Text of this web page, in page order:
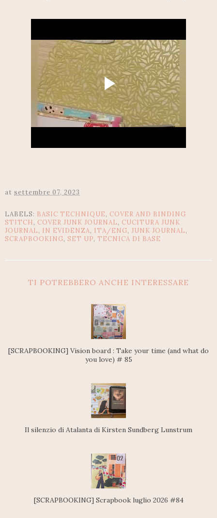
at settembre 07, 2023
LABELS: BASIC TECHNIQUE, COVER AND BINDING
STITCH, COVER JUNK JOURNAL, CUCITURA JUNK
JOURNAL, IN EVIDENZA, ITA/ENG, JUNK JOURNAL,
SCRAPBOOKING, SET UP, TECNICA DI BASE
TI POTREBBERO ANCHE INTERESSARE
[SCRAPBOOKING] Vision board : Take your time (and what do
you love) # 85
Il silenzio di Atalanta di Kirsten Sundberg Lunstrum
[SCRAPBOOKING] Scrapbook luglio 2026 #84